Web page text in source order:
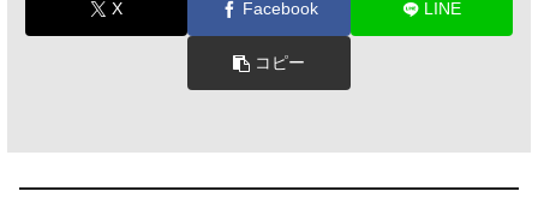
X Facebook LINE
コピー